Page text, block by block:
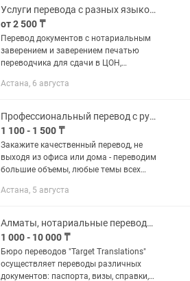
документы (Согласия,...
Услуги перевода с разных языков с заверением
от 2 500 ₸
Перевод документов с нотариальным
заверением и заверением печатью
переводчика для сдачи в ЦОН,
оформления визы. Опыт работы более
Астана, 6 августа
Профессиональный перевод с русского на казахский язык
1 100 - 1 500 ₸
Закажите качественный перевод, не
выходя из офиса или дома - переводим
большие объемы, любые темы всех
всему Казахстану. - команда
Астана, 5 августа
Алматы, нотариальные переводы документов!
1 000 - 10 000 ₸
Бюро переводов "Target Translations"
осуществляет переводы различных
документов: паспорта, визы, справки,